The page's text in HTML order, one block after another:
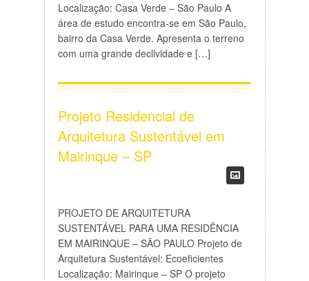
Localização: Casa Verde – São Paulo A
área de estudo encontra-se em São Paulo,
bairro da Casa Verde. Apresenta o terreno
com uma grande declividade e […]
Projeto Residencial de
Arquitetura Sustentável em
Mairinque – SP
PROJETO DE ARQUITETURA
SUSTENTÁVEL PARA UMA RESIDÊNCIA
EM MAIRINQUE – SÃO PAULO Projeto de
Arquitetura Sustentável: Ecoeficientes
Localização: Mairinque – SP O projeto